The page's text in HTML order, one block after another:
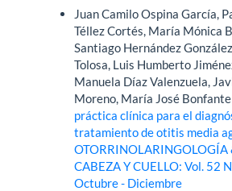
Juan Camilo Ospina García,
Téllez Cortés, María Mónica
Santiago Hernández
Tolosa, Luis Humberto
Manuela Díaz Valenzuela,
Moreno, María José
práctica clínica para el
tratamiento de otitis media
OTORRINOLARINGOLOGÍA
CABEZA Y CUELLO: Vol. 52
Octubre - Diciembre